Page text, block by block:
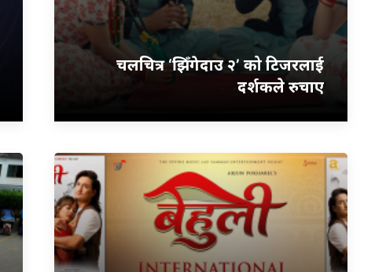
चलचित्र ‘झिँगेदाउ २’ को टिजरलाई
दर्शकले रुचाए